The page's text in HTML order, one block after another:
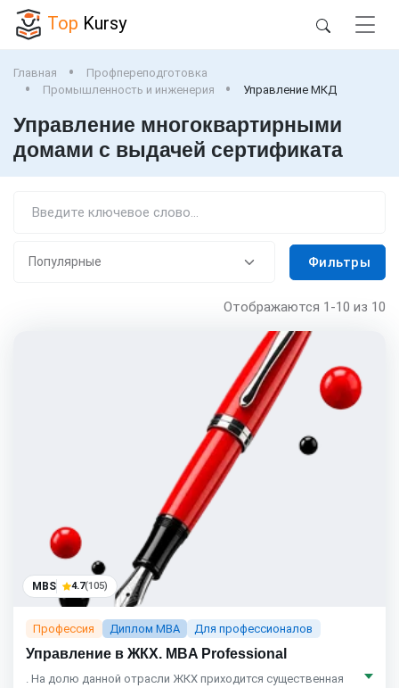
Top Kursy
Главная
Профпереподготовка
Промышленность и инженерия
Управление МКД
Управление многоквартирными
домами с выдачей сертификата
Фильтры
Отображаются 1-10 из 10
MBS 4.7(105)
Профессия Диплом MBA Для профессионалов
Управление в ЖКХ. MBA Professional
. На долю данной отрасли ЖКХ приходится существенная